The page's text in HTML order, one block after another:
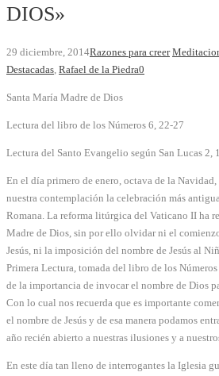
DIOS»
29 diciembre, 2014Razones para creer
Destacadas, Rafael de la Piedra0
Santa María Madre de Dios
Lectura del libro de los Números 6, 22-27
Lectura del Santo Evangelio según San Lucas 2,
En el día primero de enero, octava de la
nuestra contemplación la celebración más
Romana. La reforma litúrgica del Vaticano II ha
Madre de Dios, sin por ello olvidar ni el
Jesús, ni la imposición del nombre de Jesús al
Primera Lectura, tomada del libro de los
de la importancia de invocar el nombre de Dios
Con lo cual nos recuerda que es importante
el nombre de Jesús y de esa manera podamos
año recién abierto a nuestras ilusiones y a
En este día tan lleno de interrogantes la Iglesia